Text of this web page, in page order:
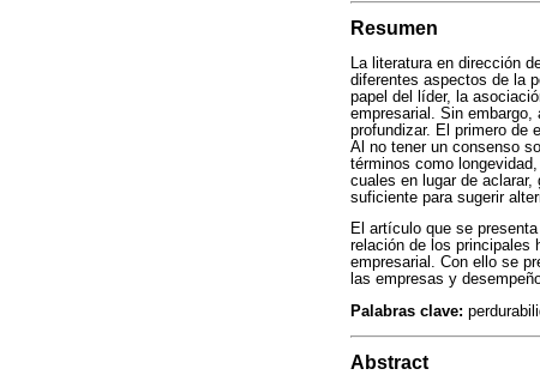
Resumen
La literatura en dirección
diferentes aspectos de la
papel del líder, la
empresarial. Sin
profundizar. El primero de
Al no tener un consenso
términos como
cuales en lugar de
suficiente para sugerir
El artículo que se
relación de los principales
empresarial. Con ello se
las empresas y
Palabras clave:
Abstract